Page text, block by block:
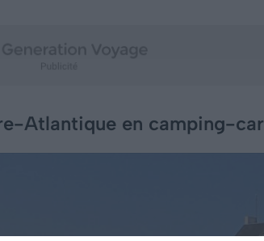
Atlantique en camping-car